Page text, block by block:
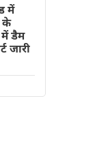
में
के
में डैम
जारी